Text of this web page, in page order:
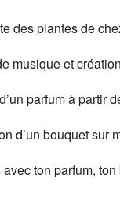
des plantes de
musique et
parfum à partir
d’un bouquet sur
avec ton parfum,